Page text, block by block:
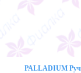
PALLADIUM